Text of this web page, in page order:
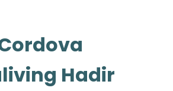
Hadir